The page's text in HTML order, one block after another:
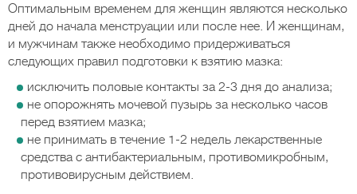
Оптимальным временем для женщин являются несколько
дней до начала менструации или после нее. И женщинам,
и мужчинам также необходимо придерживаться
следующих правил подготовки к взятию мазка:
исключить половые контакты за 2-3 дня до анализа;
не опорожнять мочевой пузырь за несколько часов
перед взятием мазка;
не принимать в течение 1-2 недель лекарственные
средства с антибактериальным, противомикробным,
противовирусным действием.